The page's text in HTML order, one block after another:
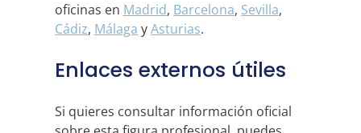
oficinas en Madrid, Barcelona, Sevilla,
Cádiz, Málaga yAsturias.
Enlaces externos útiles
Si quieres consultar información oficial